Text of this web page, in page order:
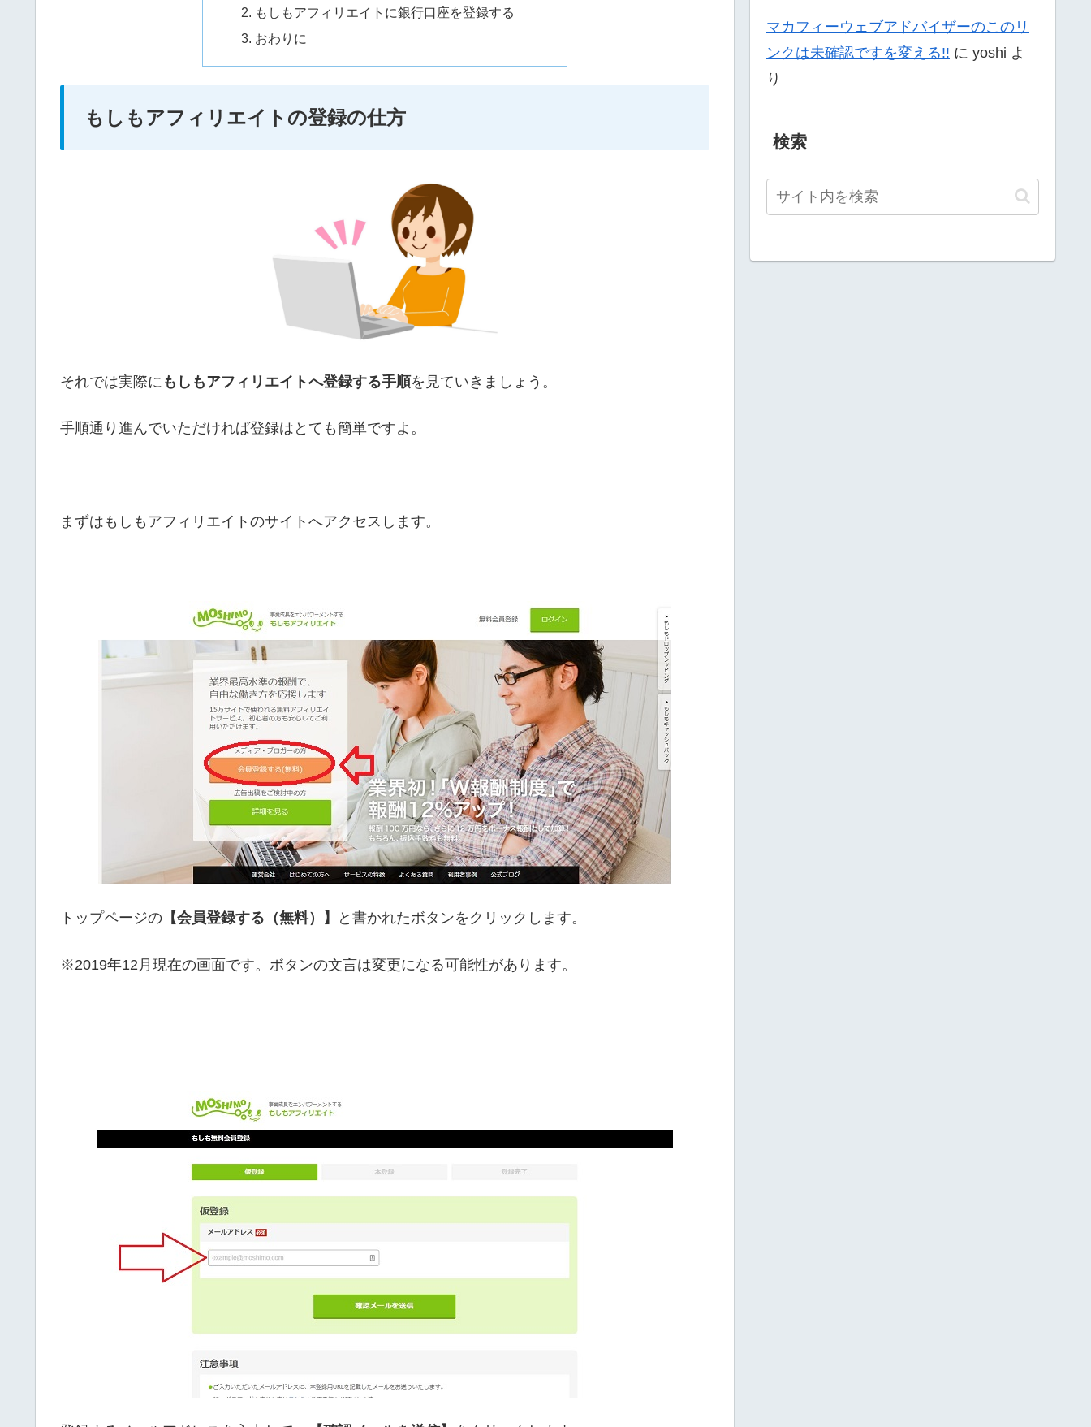
もしもアフィリエイトに銀行口座を登録する
おわりに
もしもアフィリエイトの登録の仕方
それでは実際に もしもアフィリエイトへ登録する手順を見ていきましょう。
手順通り進んでいただければ登録はとても簡単ですよ。
まずはもしもアフィリエイトのサイトへアクセスします。
トップページの 【会員登録する（無料）】 と書かれたボタンをクリックします。
※2019年12月現在の画面です。ボタンの文言は変更になる可能性があります。
マカフィーウェブアドバイザーのこのリ
ンクは未確認ですを変える!! に yoshi よ
り
検索